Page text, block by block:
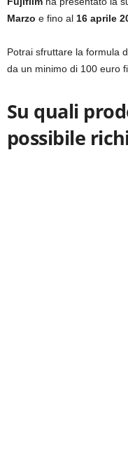
Marzo e fino al 16 aprile
Potrai sfruttare la formula
da un minimo di 100 euro
Su quali
possibile